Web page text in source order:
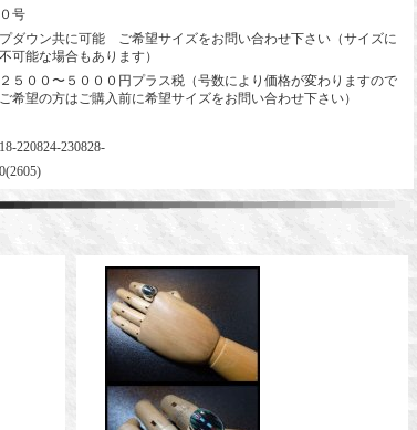
号
ダウン共に可能 ご希望サイズをお問い合わせ下さい（サイズに
可能な場合もあります）
５００〜５０００円プラス税（号数により価格が変わりますので
希望の方はご購入前に希望サイズをお問い合わせ下さい）
220824-230828-